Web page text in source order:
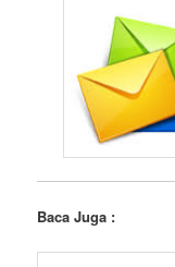
Baca Juga :